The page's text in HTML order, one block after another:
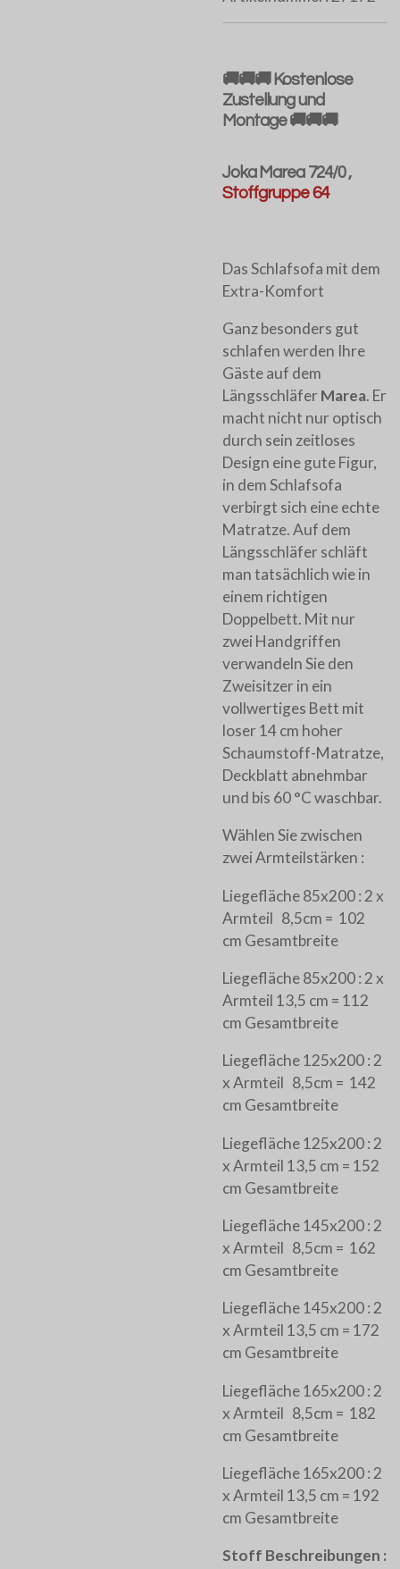
🚚🚚🚚 Kostenlose
Zustellung und
Montage 🚚🚚🚚
Joka Marea 724/0 ,
Stoffgruppe 64
Das Schlafsofa mit dem
Extra-Komfort
Ganz besonders gut
schlafen werden Ihre
Gäste auf dem
LängsschläferMarea. Er
macht nicht nur optisch
durch sein zeitloses
Design eine gute Figur,
in dem Schlafsofa
verbirgt sich eine echte
Matratze. Auf dem
Längsschläfer schläft
man tatsächlich wie in
einem richtigen
Doppelbett. Mit nur
zwei Handgriffen
verwandeln Sie den
Zweisitzer in ein
vollwertiges Bett mit
loser 14 cm hoher
Schaumstoff-Matratze,
Deckblatt abnehmbar
und bis 60 °C waschbar.
Wählen Sie zwischen
zwei Armteilstärken :
Liegefläche 85x200 : 2 x
Armteil 8,5cm = 102
cm Gesamtbreite
Liegefläche 85x200 : 2 x
Armteil 13,5 cm = 112
cm Gesamtbreite
Liegefläche 125x200 : 2
x Armteil 8,5cm = 142
cm Gesamtbreite
Liegefläche 125x200 : 2
x Armteil 13,5 cm = 152
cm Gesamtbreite
Liegefläche 145x200 : 2
x Armteil 8,5cm = 162
cm Gesamtbreite
Liegefläche 145x200 : 2
x Armteil 13,5 cm = 172
cm Gesamtbreite
Liegefläche 165x200 : 2
x Armteil 8,5cm = 182
cm Gesamtbreite
Liegefläche 165x200 : 2
x Armteil 13,5 cm = 192
cm Gesamtbreite
Stoff Beschreibungen :